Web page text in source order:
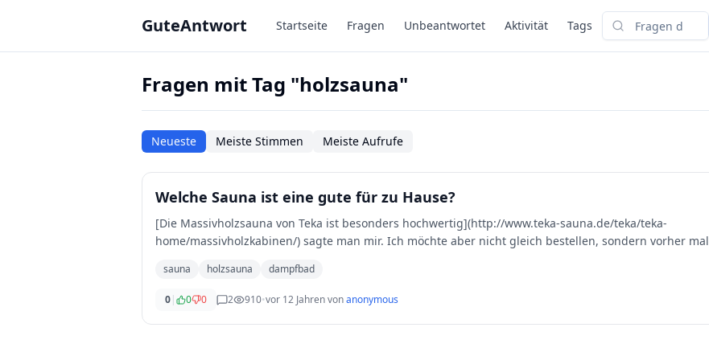
GuteAntwort Startseite Fragen Unbeantwortet Aktivität Tags
Suchen
Fragen mit Tag "holzsauna"
Neueste Meiste Stimmen Meiste Aufrufe
Welche Sauna ist eine gute für zu Hause?
[Die Massivholzsauna von Teka ist besonders hochwertig](http://www.teka-sauna.de/teka/teka-
home/massivholzkabinen/) sagte man mir. Ich möchte aber nicht gleich bestellen, sondern vorher mal
sauna holzsauna dampfbad
0| 0 0 2 910•vor 12 Jahrenvonanonymous